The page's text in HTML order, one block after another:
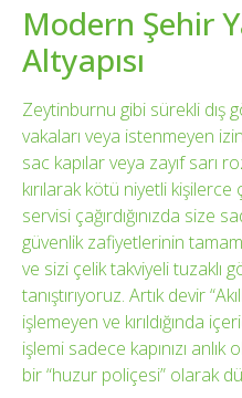
Modern Şehir
Altyapısı
Zeytinburnu gibi sürekli dış
vakaları veya istenmeyen
sac kapılar veya zayıf sarı
kırılarak kötü niyetli
servisi çağırdığınızda size
güvenlik zafiyetlerinin
ve sizi çelik takviyeli tuzaklı
tanıştırıyoruz. Artık devir
işlemeyen ve kırıldığında
işlemi sadece kapınızı
bir “huzur poliçesi” olarak